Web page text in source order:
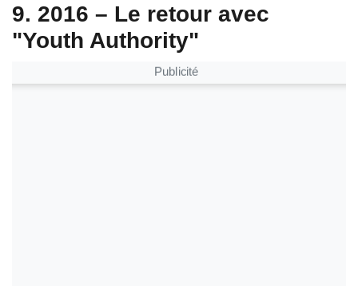
9. 2016 – Le retour avec
"Youth Authority"
Publicité